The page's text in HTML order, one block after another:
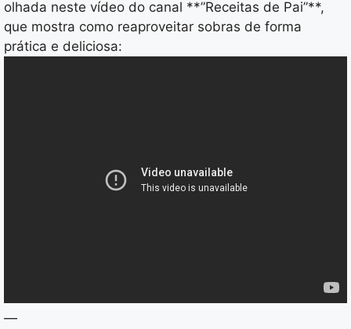
olhada neste vídeo do canal **”Receitas de Pai”**,
que mostra como reaproveitar sobras de forma
prática e deliciosa:
—